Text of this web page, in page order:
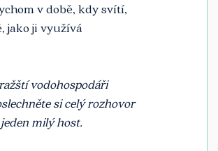
v době, kdy svítí,
jako ji využívá
vodohospodáři
si celý rozhovor
milý host.